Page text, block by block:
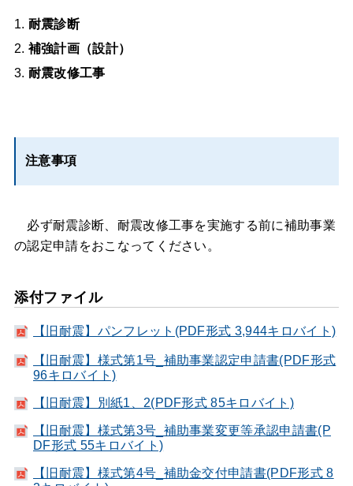
耐震診断
補強計画（設計）
耐震改修工事
注意事項
必ず耐震診断、耐震改修工事を実施する前に補助事業
の認定申請をおこなってください。
添付ファイル
【旧耐震】パンフレット(PDF形式 3,944キロバイト)
【旧耐震】様式第1号_補助事業認定申請書(PDF形式
96キロバイト)
【旧耐震】別紙1、2(PDF形式 85キロバイト)
【旧耐震】様式第3号_補助事業変更等承認申請書(P
DF形式 55キロバイト)
【旧耐震】様式第4号_補助金交付申請書(PDF形式 8